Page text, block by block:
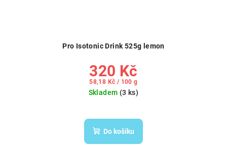
Pro Isotonic Drink 525g lemon
320 Kč
Měrná
58,18 Kč / 100 g
Skladem (3 ks)
Do košíku